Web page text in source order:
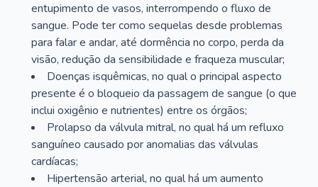
entupimento de vasos, interrompendo o fluxo de
sangue. Pode ter como sequelas desde problemas
para falar e andar, até dormência no corpo, perda da
visão, redução da sensibilidade e fraqueza muscular;
Doenças isquêmicas, no qual o principal aspecto
presente é o bloqueio da passagem de sangue (o que
inclui oxigênio e nutrientes) entre os órgãos;
Prolapso da válvula mitral, no qual há um refluxo
sanguíneo causado por anomalias das válvulas
cardíacas;
Hipertensão arterial, no qual há um aumento